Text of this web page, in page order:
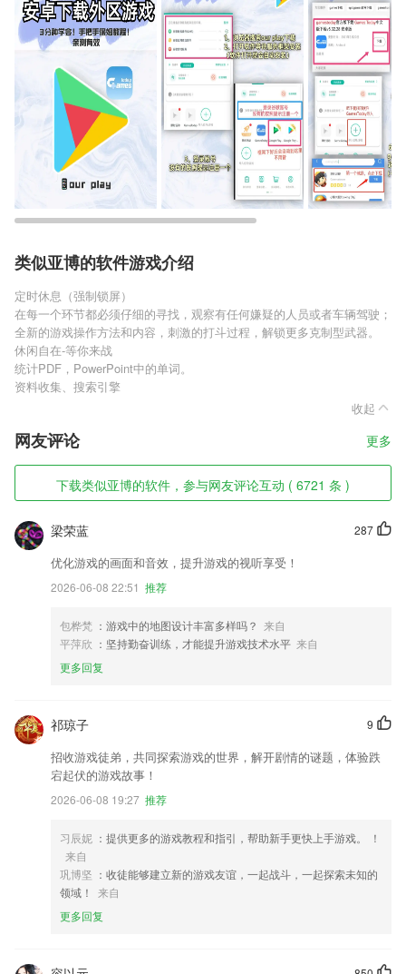
类似亚博的软件游戏介绍
定时休息（强制锁屏）
在每一个环节都必须仔细的寻找，观察有任何嫌疑的人员或者车辆驾驶；
全新的游戏操作方法和内容，刺激的打斗过程，解锁更多克制型武器。
休闲自在-等你来战
统计PDF，PowerPoint中的单词。
资料收集、搜索引擎
收起
网友评论 更多
下载类似亚博的软件，参与网友评论互动 ( 6721 条 )
287
梁荣蓝
优化游戏的画面和音效，提升游戏的视听享受！
2026-06-08 22:51 推荐
包桦梵 ：游戏中的地图设计丰富多样吗？ 来自
平萍欣 ：坚持勤奋训练，才能提升游戏技术水平 来自
更多回复
9
祁琼子
招收游戏徒弟，共同探索游戏的世界，解开剧情的谜题，体验跌
宕起伏的游戏故事！
2026-06-08 19:27 推荐
习辰妮 ：提供更多的游戏教程和指引，帮助新手更快上手游戏。 ！
来自
巩博坚 ：收徒能够建立新的游戏友谊，一起战斗，一起探索未知的
领域！
来自
更多回复